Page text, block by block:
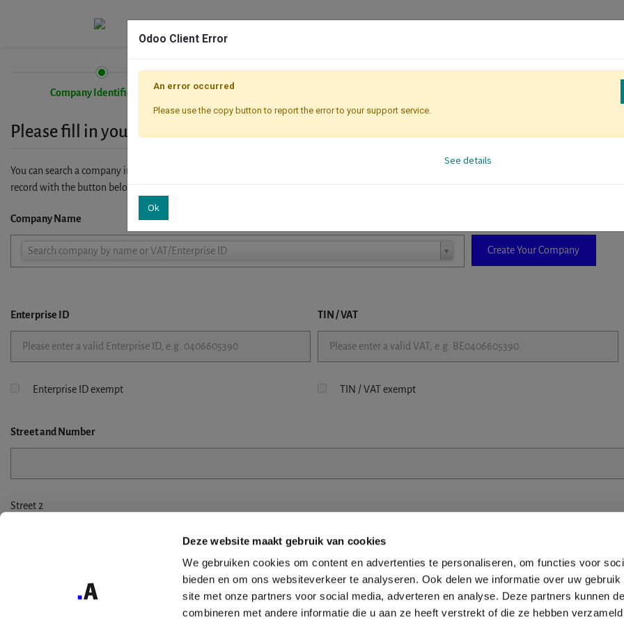
Deze website maakt gebruik van cookies
We gebruiken cookies om content en advertenties te personaliseren, om functies voor
bieden en om ons websiteverkeer te analyseren. Ook delen we informatie over uw gebruik
site met onze partners voor social media, adverteren en analyse. Deze partners kunnen
combineren met andere informatie die u aan ze heeft verstrekt of die ze hebben
Company Identification
Please fill in your company details
You can search a company in our database by name, VAT or enterprise ID. When a company is selected it will auto-complete the form. If you
record with the button below.
Company Name
Search company by name or VAT/Enterprise ID
Company
Create Your Company
Enterprise ID TIN / VAT
Enterprise ID exempt TIN / VAT exempt
Streetand Number
Street 2
Odoo Client Error
An error occurred
Please use the copy button to report the error to your support service.
See details
Ok